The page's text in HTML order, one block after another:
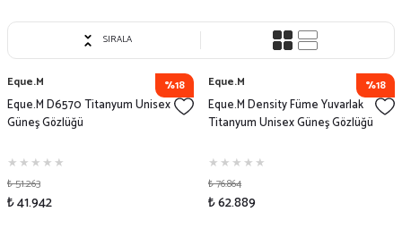
SIRALA
%18
Eque.M
Eque.M D6570 Titanyum Unisex
Güneş Gözlüğü
₺ 51.263
₺ 41.942
%18
Eque.M
Eque.M Density Füme Yuvarlak
Titanyum Unisex Güneş Gözlüğü
₺ 76.864
₺ 62.889